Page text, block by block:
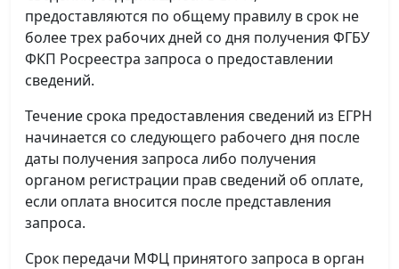
предоставляются по общему правилу в срок не
более трех рабочих дней со дня получения ФГБУ
ФКП Росреестра запроса о предоставлении
сведений.
Течение срока предоставления сведений из ЕГРН
начинается со следующего рабочего дня после
даты получения запроса либо получения
органом регистрации прав сведений об оплате,
если оплата вносится после представления
запроса.
Срок передачи МФЦ принятого запроса в орган